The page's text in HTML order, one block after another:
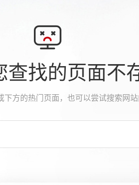
查找的页面不
下方的热门页面，也可以尝试搜索网